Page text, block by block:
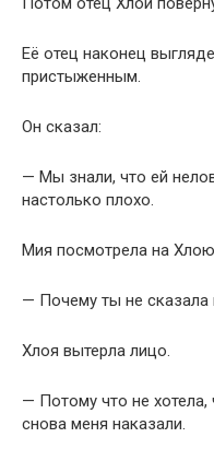
Её отец наконец
пристыженным.
Он сказал:
— Мы знали, что ей
настолько плохо.
Мия посмотрела на
— Почему ты не сказала
Хлоя вытерла лицо.
— Потому что не хотела,
снова меня наказали.